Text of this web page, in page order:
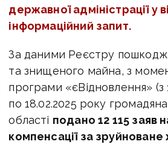
державної адміністрації у
інформаційний запит.
За даними Реєстру
та знищеного майна, з
програми «єВідновлення» (з
по 18.02.2025 року
області подано 12 115 заяв
компенсації за